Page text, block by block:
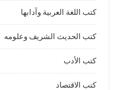
كتب اللغة العربية وآدابها
كتب الحديث الشريف وعلومه
كتب الأدب
كتب الاقتصاد